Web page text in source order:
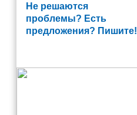
Не решаются
проблемы? Есть
предложения? Пишите!